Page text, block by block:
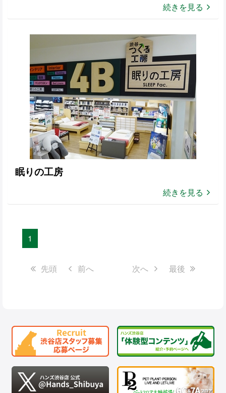
続きを見る
眠りの工房
続きを見る
先頭 前へ
1
次へ 最後